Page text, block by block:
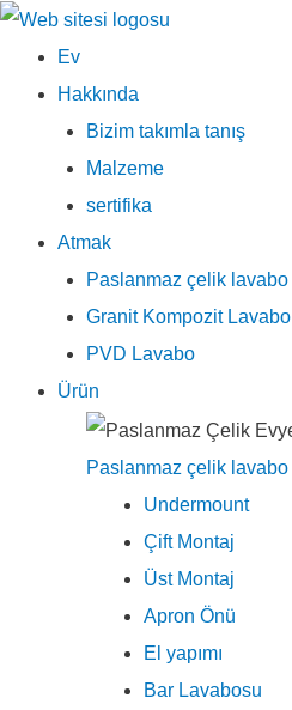
menü
Ev
Hakkında
Bizim takımla tanış
Malzeme
sertifika
Atmak
Paslanmaz çelik lavabo
Granit Kompozit Lavabo
PVD Lavabo
Ürün
Paslanmaz çelik lavabo
Undermount
Çift Montaj
Üst Montaj
Apron Önü
El yapımı
Bar Lavabosu